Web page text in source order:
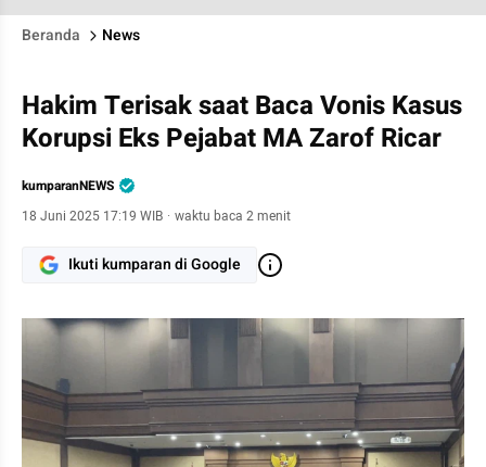
Beranda News
Hakim Terisak saat Baca Vonis Kasus
Korupsi Eks Pejabat MA Zarof Ricar
kumparanNEWS
18 Juni 2025 17:19 WIB · waktu baca 2 menit
Ikuti kumparan di Google